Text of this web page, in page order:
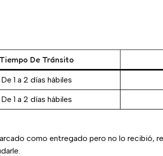
Tiempo De Tránsito
De 1 a 2 días hábiles
De 1 a 2 días hábiles
como entregado pero no lo recibió,